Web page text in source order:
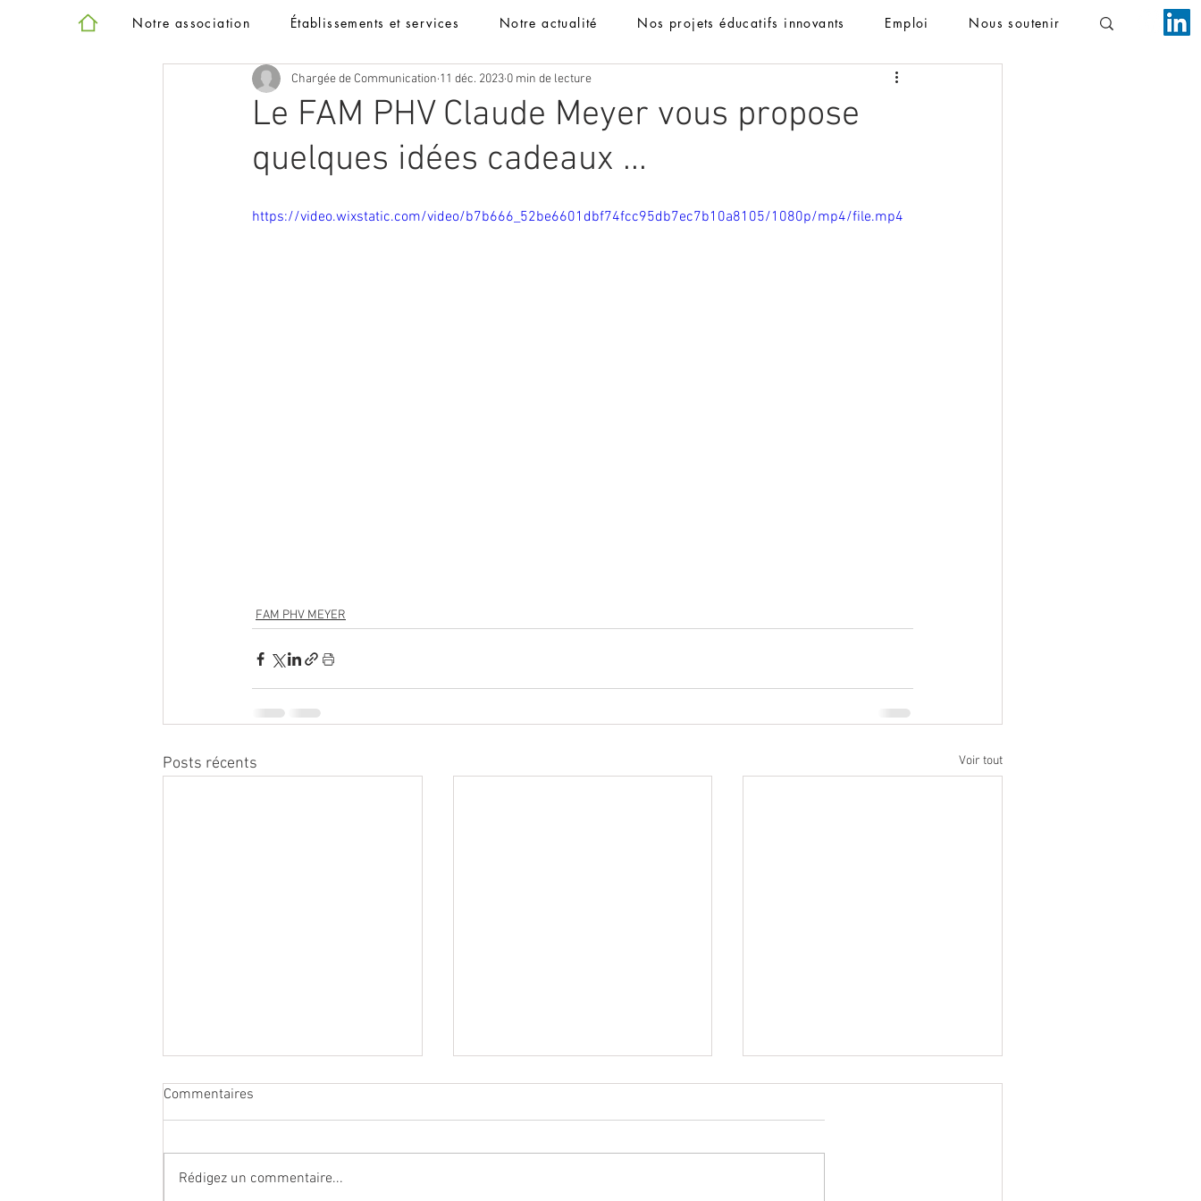
Notre association Établissements et services Notre actualité Nos projets éducatifs innovants Emploi Nous soutenir
Le FAM PHV Claude Meyer vous propose
quelques idées cadeaux ...
Chargée de Communication 11 déc. 2023 0 min de lecture
https://video.wixstatic.com/video/b7b666_52be6601dbf74fcc95db7ec7b10a8105/1080p/mp4/file.mp4
FAM PHV MEYER
Posts récents Voir tout
Commentaires
Rédigez un commentaire...